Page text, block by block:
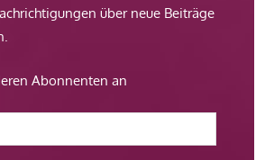
über neue Beiträge
Abonnenten an